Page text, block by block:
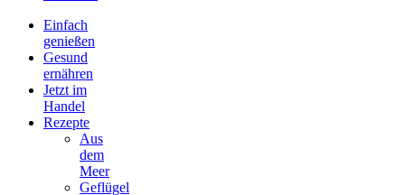
Einfach
genießen
Gesund
ernähren
Jetzt im
Handel
Rezepte
Aus
dem
Meer
Geflügel